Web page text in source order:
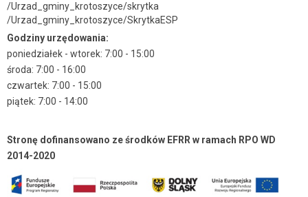
/Urzad_gminy_krotoszyce/skrytka
/Urzad_gminy_krotoszyce/SkrytkaESP
Godziny urzędowania:
poniedziałek - wtorek: 7:00 - 15:00
środa: 7:00 - 16:00
czwartek: 7:00 - 15:00
piątek: 7:00 - 14:00
Stronę dofinansowano ze środków EFRR w ramach RPO WD
2014-2020